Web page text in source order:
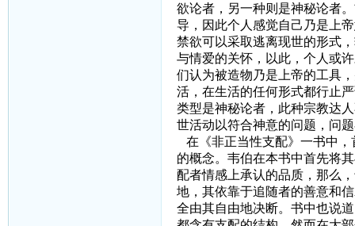
欲论者，另一种则是神秘论者
导，因此个人感觉自己乃是上
禁欲可以采取逃离现世的形式
与情爱的关怀，以此，个人或
们认为被造物乃是上帝的工具
活，在生活的任何形式都行止
类型是神秘论者，此种宗教达
世活动以符合神意的问题，问
在《非正当性支配》一书中，
的概念。韦伯在本书中首先将
配者情感上承认的品质，那么
地，其依靠于追随者的善意和
全由其自由地决断。书中也说